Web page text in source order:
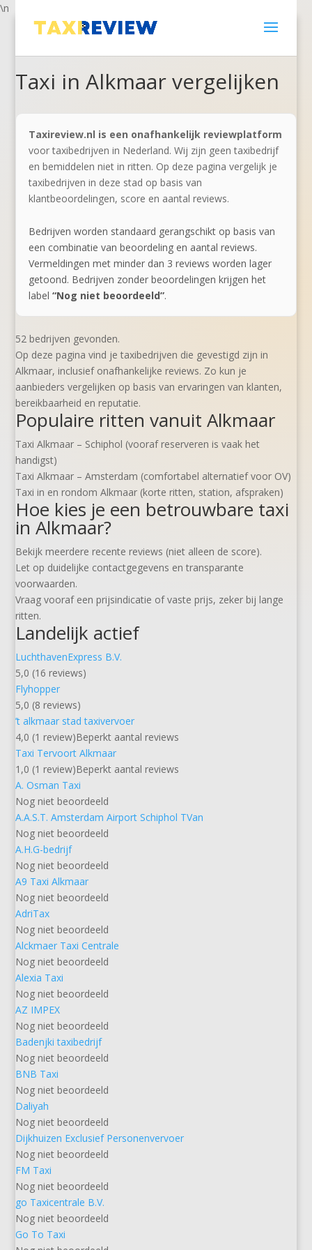
\n
Taxi in Alkmaar vergelijken
Taxireview.nl is een onafhankelijk reviewplatform
voor taxibedrijven in Nederland. Wij zijn geen taxibedrijf
en bemiddelen niet in ritten. Op deze pagina vergelijk je
taxibedrijven in deze stad op basis van
klantbeoordelingen, score en aantal reviews.
Bedrijven worden standaard gerangschikt op basis van
een combinatie van beoordeling en aantal reviews.
Vermeldingen met minder dan 3 reviews worden lager
getoond. Bedrijven zonder beoordelingen krijgen het
label“Nog niet beoordeeld”.
52 bedrijven gevonden.
Op deze pagina vind je taxibedrijven die gevestigd zijn in
Alkmaar, inclusief onafhankelijke reviews. Zo kun je
aanbieders vergelijken op basis van ervaringen van klanten,
bereikbaarheid en reputatie.
Populaire ritten vanuit Alkmaar
Taxi Alkmaar – Schiphol (vooraf reserveren is vaak het
handigst)
Taxi Alkmaar – Amsterdam (comfortabel alternatief voor OV)
Taxi in en rondom Alkmaar (korte ritten, station, afspraken)
Hoe kies je een betrouwbare taxi
in Alkmaar?
Bekijk meerdere recente reviews (niet alleen de score).
Let op duidelijke contactgegevens en transparante
voorwaarden.
Vraag vooraf een prijsindicatie of vaste prijs, zeker bij lange
ritten.
Landelijk actief
LuchthavenExpress B.V.
5,0 (16 reviews)
Flyhopper
5,0 (8 reviews)
’t alkmaar stad taxivervoer
4,0 (1 review)Beperkt aantal reviews
Taxi Tervoort Alkmaar
1,0 (1 review)Beperkt aantal reviews
A. Osman Taxi
Nog niet beoordeeld
A.A.S.T. Amsterdam Airport Schiphol TVan
Nog niet beoordeeld
A.H.G-bedrijf
Nog niet beoordeeld
A9 Taxi Alkmaar
Nog niet beoordeeld
AdriTax
Nog niet beoordeeld
Alckmaer Taxi Centrale
Nog niet beoordeeld
Alexia Taxi
Nog niet beoordeeld
AZ IMPEX
Nog niet beoordeeld
Badenjki taxibedrijf
Nog niet beoordeeld
BNB Taxi
Nog niet beoordeeld
Daliyah
Nog niet beoordeeld
Dijkhuizen Exclusief Personenvervoer
Nog niet beoordeeld
FM Taxi
Nog niet beoordeeld
go Taxicentrale B.V.
Nog niet beoordeeld
Go To Taxi